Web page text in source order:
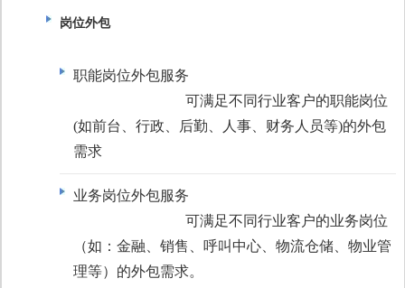
岗位外包
职能岗位外包服务
可满足不同行业客户的职能岗位
(如前台、行政、后勤、人事、财务人员等)的外包
需求
业务岗位外包服务
可满足不同行业客户的业务岗位
（如：金融、销售、呼叫中心、物流仓储、物业管
理等）的外包需求。